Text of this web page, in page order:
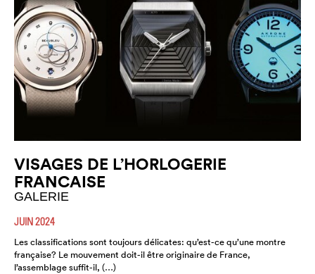
VISAGES DE L’HORLOGERIE
FRANCAISE
GALERIE
JUIN 2024
Les classifications sont toujours délicates: qu’est-ce qu’une montre
française? Le mouvement doit-il être originaire de France,
l’assemblage suffit-il, (…)